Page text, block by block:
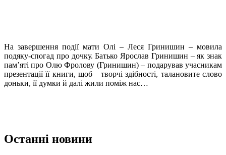
На завершення події мати Олі – Леся Гринишин – мовила
подяку-спогад про дочку. Батько Ярослав Гринишин – як знак
пам’яті про Олю Фролову (Гринишин) – подарував учасникам
презентації її книги, щоб творчі здібності, талановите слово
доньки, її думки й далі жили поміж нас…
Останні новини